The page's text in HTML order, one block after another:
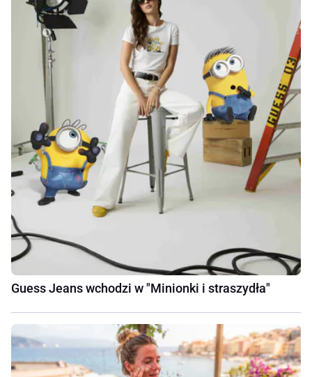
Guess Jeans wchodzi w "Minionki i straszydła"